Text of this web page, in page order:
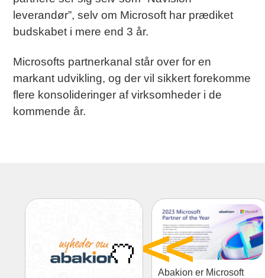
leverandør”, selv om Microsoft har prædiket
budskabet i mere end 3 år.
Microsofts partnerkanal står over for en
markant udvikling, og der vil sikkert forekomme
flere konsolideringer af virksomheder i de
kommende år.
Abakion er Microsoft